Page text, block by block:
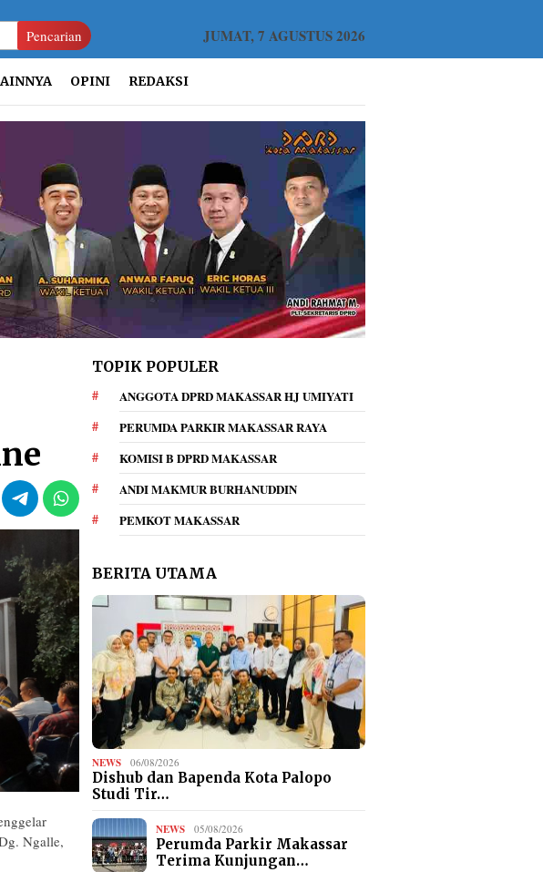
Pencarian JUMAT, 7 AGUSTUS 2026
OPINI REDAKSI
Ngalle,
TOPIK POPULER
ANGGOTA DPRD MAKASSAR HJ UMIYATI
PERUMDA PARKIR MAKASSAR RAYA
KOMISI B DPRD MAKASSAR
ANDI MAKMUR BURHANUDDIN
PEMKOT MAKASSAR
BERITA UTAMA
NEWS 06/08/2026
Dishub dan Bapenda Kota Palopo
Studi Tir…
NEWS 05/08/2026
Perumda Parkir Makassar
Terima Kunjungan…